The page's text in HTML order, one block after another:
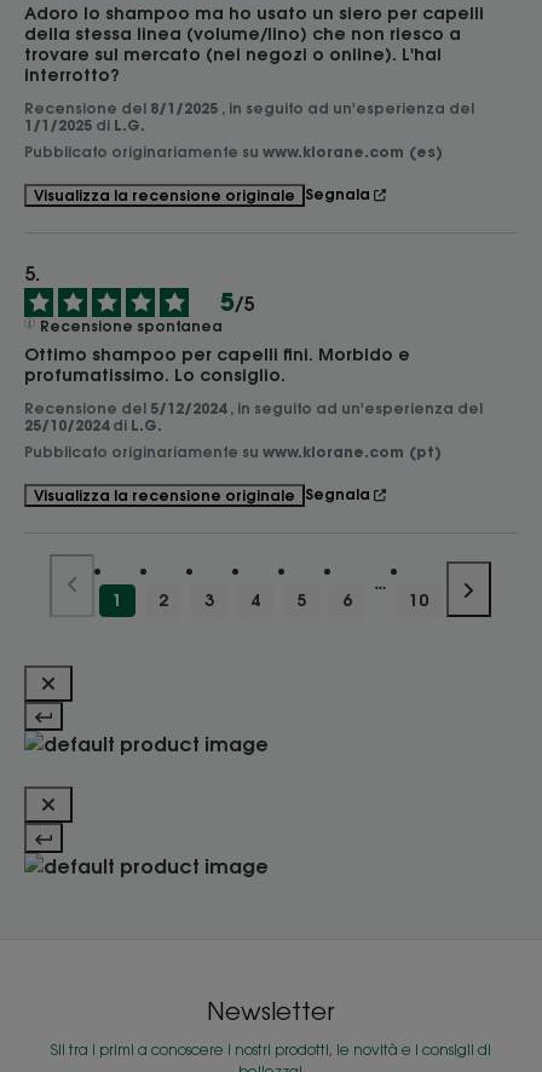
Adoro lo shampoo ma ho usato un siero per capelli
della stessa linea (volume/lino) che non riesco a
trovare sul mercato (nei negozi o online). L'hai
interrotto?
Recensione del 8/1/2025 , in seguito ad un'esperienza del
1/1/2025 di L.G.
Pubblicato originariamente su www.klorane.com (es)
Visualizza la recensione originale Segnala
5/5
Recensione spontanea
Ottimo shampoo per capelli fini. Morbido e
profumatissimo. Lo consiglio.
Recensione del 5/12/2024 , in seguito ad un'esperienza del
25/10/2024 di L.G.
Pubblicato originariamente su www.klorane.com (pt)
Visualizza la recensione originale Segnala
1 2 3 4 5 6 10
Newsletter
Sii tra i primi a conoscere i nostri prodotti, le novità e i consigli di